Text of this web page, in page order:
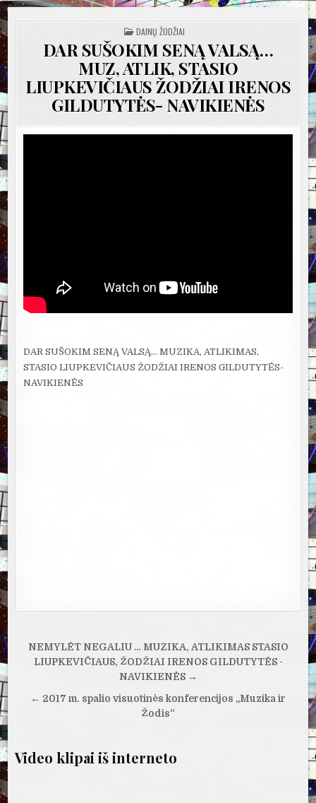
POSTED
IN
DAINŲ ŽODŽIAI
DAR SUŠOKIM SENĄ VALSĄ…
MUZ, ATLIK, STASIO
LIUPKEVIČIAUS ŽODŽIAI IRENOS
GILDUTYTĖS- NAVIKIENĖS
DAR SUŠOKIM SENĄ VALSĄ… MUZIKA, ATLIKIMAS,
STASIO LIUPKEVIČIAUS ŽODŽIAI IRENOS GILDUTYTĖS-
NAVIKIENĖS
Navigacija
tarp
įrašų
NEMYLĖT NEGALIU … MUZIKA, ATLIKIMAS STASIO
LIUPKEVIČIAUS, ŽODŽIAI IRENOS GILDUTYTĖS -
NAVIKIENĖS →
← 2017 m. spalio visuotinės konferencijos „Muzika ir
Žodis“
Video klipai iš interneto